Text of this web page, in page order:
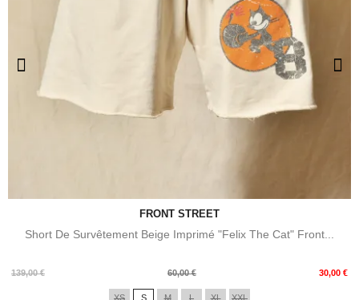
FRONT STREET
Short De Survêtement Beige Imprimé "Felix The Cat" Front...
139,00 €
Prix
60,00 € 30,00 €
Prix
XS S M L XL XXL